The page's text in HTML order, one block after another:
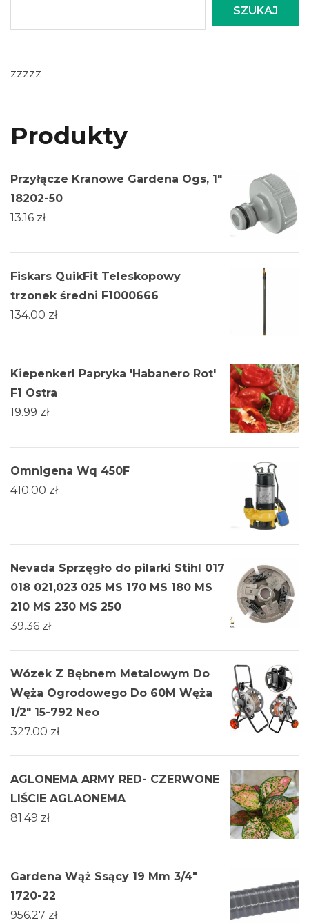
SZUKAJ
zzzzz
Produkty
Przyłącze Kranowe Gardena Ogs, 1"
18202-50
13.16 zł
Fiskars QuikFit Teleskopowy
trzonek średni F1000666
134.00 zł
Kiepenkerl Papryka 'Habanero Rot'
F1 Ostra
19.99 zł
Omnigena Wq 450F
410.00 zł
Nevada Sprzęgło do pilarki Stihl 017
018 021,023 025 MS 170 MS 180 MS
210 MS 230 MS 250
39.36 zł
Wózek Z Bębnem Metalowym Do
Węża Ogrodowego Do 60M Węża
1/2" 15-792 Neo
327.00 zł
AGLONEMA ARMY RED- CZERWONE
LIŚCIE AGLAONEMA
81.49 zł
Gardena Wąż Ssący 19 Mm 3/4"
1720-22
956.27 zł